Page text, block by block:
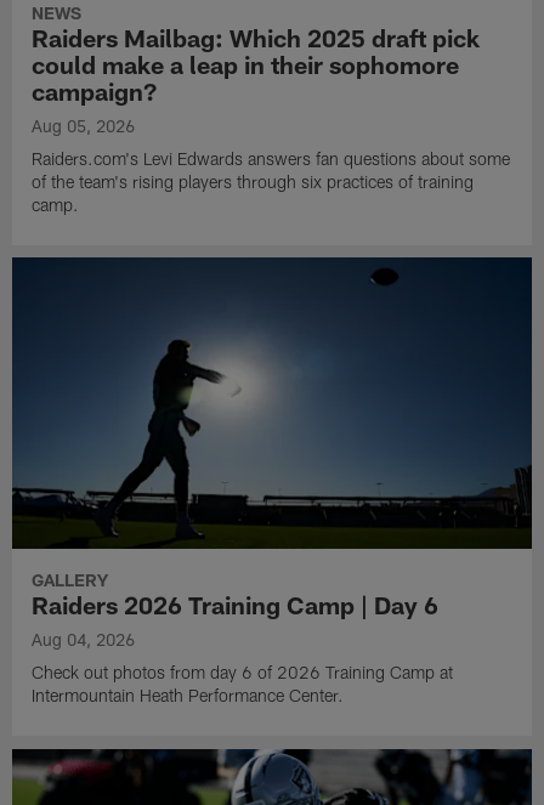
NEWS
Raiders Mailbag: Which 2025 draft pick
could make a leap in their sophomore
campaign?
Aug 05, 2026
Raiders.com's Levi Edwards answers fan questions about some
of the team's rising players through six practices of training
camp.
GALLERY
Raiders 2026 Training Camp | Day 6
Aug 04, 2026
Check out photos from day 6 of 2026 Training Camp at
Intermountain Heath Performance Center.